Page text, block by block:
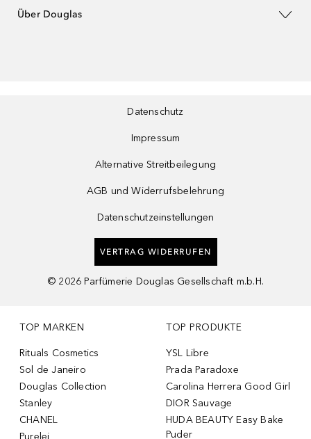
Über Douglas
Datenschutz
Impressum
Alternative Streitbeilegung
AGB und Widerrufsbelehrung
Datenschutzeinstellungen
VERTRAG WIDERRUFEN
© 2026 Parfümerie Douglas Gesellschaft m.b.H.
TOP MARKEN
Rituals Cosmetics
Sol de Janeiro
Douglas Collection
Stanley
CHANEL
Purelei
TOP PRODUKTE
YSL Libre
Prada Paradoxe
Carolina Herrera Good Girl
DIOR Sauvage
HUDA BEAUTY Easy Bake
Puder